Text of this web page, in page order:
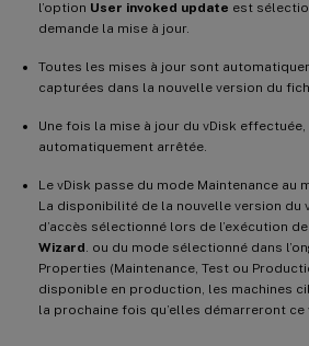
l’option User invoked update est
demande la mise à jour.
Toutes les mises à jour sont
capturées dans la nouvelle version du
Une fois la mise à jour du vDisk
automatiquement arrêtée.
Le vDisk passe du mode Maintenance au
La disponibilité de la nouvelle version du
d’accès sélectionné lors de l’exécution
Wizard . ou du mode sélectionné dans
Properties (Maintenance, Test ou
disponible en production, les machines
la prochaine fois qu’elles démarreront ce